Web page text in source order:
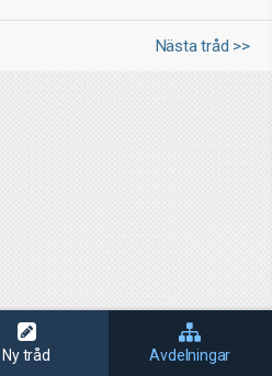
Nästa tråd >>
Ny tråd Avdelningar